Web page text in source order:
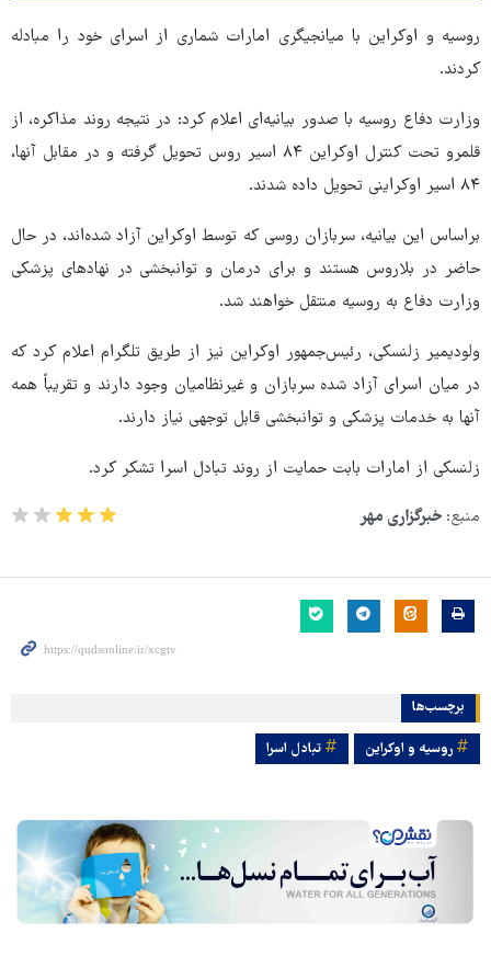
روسیه و اوکراین با میانجیگری امارات شماری از اسرای خود را مبادله
کردند.
وزارت دفاع روسیه با صدور بیانیه‌ای اعلام کرد: در نتیجه روند مذاکره، از
قلمرو تحت کنترل اوکراین ۸۴ اسیر روس تحویل گرفته و در مقابل آنها،
۸۴ اسیر اوکراینی تحویل داده شدند.
براساس این بیانیه، سربازان روسی که توسط اوکراین آزاد شده‌اند، در حال
حاضر در بلاروس هستند و برای درمان و توانبخشی در نهادهای پزشکی
وزارت دفاع به روسیه منتقل خواهند شد.
ولودیمیر زلنسکی، رئیس‌جمهور اوکراین نیز از طریق تلگرام اعلام کرد که
در میان اسرای آزاد شده سربازان و غیرنظامیان وجود دارند و تقریباً همه
آنها به خدمات پزشکی و توانبخشی قابل توجهی نیاز دارند.
زلنسکی از امارات بابت حمایت از روند تبادل اسرا تشکر کرد.
منبع: خبرگزاری مهر
برچسب‌ها
روسیه و اوکراین تبادل اسرا